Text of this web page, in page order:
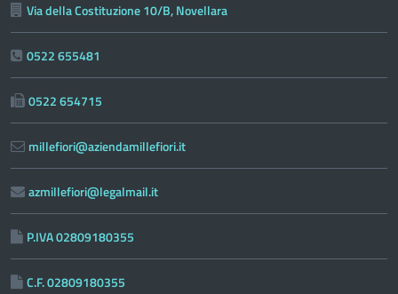
Via della Costituzione 10/B, Novellara
0522 655481
0522 654715
millefiori@aziendamillefiori.it
azmillefiori@legalmail.it
P.IVA 02809180355
C.F. 02809180355